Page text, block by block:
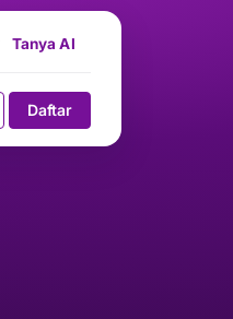
Tanya AI
Daftar